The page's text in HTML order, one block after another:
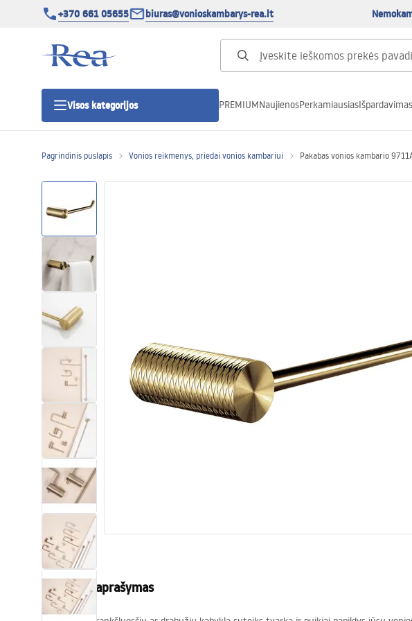
+370 661 05655 biuras@vonioskambarys-rea.lt
Visos kategorijos
Dušo durys
Linijiniai dušo kanalai
Tualetai
Praustuvas
Vonios ir ekranai
Vonios maišytuvai
Vonios dušai
Virtuvė
Vonios aksesuarai ir baldai
PREMIUMNaujienosPerkamiausiasIšpardavimas
Pagrindinis puslapis Vonios reikmenys, priedai vonios kambariui Pakabas vonios kambario
Produkto aprašymas